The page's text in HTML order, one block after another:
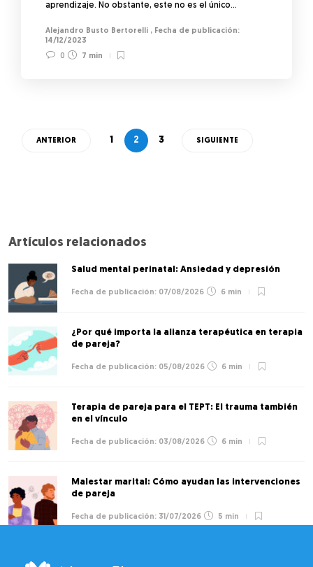
aprendizaje. No obstante, este no es el único…
Alejandro Busto Bertorelli ,
14/12/2023
0
7 min
ANTERIOR 1 2 3 SIGUIENTE
Artículos relacionados
Salud mental perinatal: Ansiedad y depresión
07/08/2026 6 min
¿Por qué importa la alianza terapéutica en terapia
de pareja?
05/08/2026 6 min
Terapia de pareja para el TEPT: El trauma también
en el vínculo
03/08/2026 6 min
Malestar marital: Cómo ayudan las intervenciones
de pareja
31/07/2026 5 min